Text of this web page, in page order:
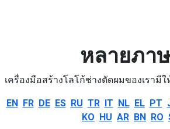
หลายภา
เครื่องมือสร้างโลโก้ช่างตัดผมของเรามี
EN FR DE ES RU TR IT NL EL PT
KO HU AR BN RO